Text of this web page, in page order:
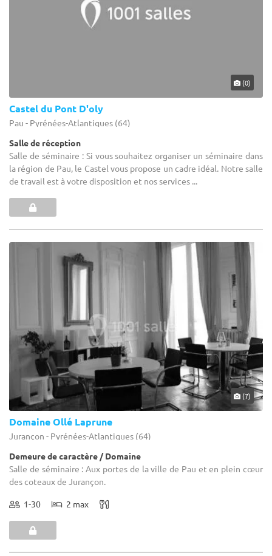
(0)
Castel du Pont D'oly
Pau - Pyrénées-Atlantiques (64)
Salle de réception
Salle de séminaire : Si vous souhaitez organiser un séminaire dans
la région de Pau, le Castel vous propose un cadre idéal. Notre salle
de travail est à votre disposition et nos services ...
(7)
Domaine Ollé Laprune
Jurançon - Pyrénées-Atlantiques (64)
Demeure de caractère / Domaine
Salle de séminaire : Aux portes de la ville de Pau et en plein cœur
des coteaux de Jurançon.
1-30 2 max